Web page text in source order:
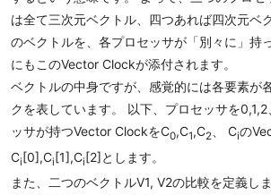
は全て三次元ベクトル、四つあれば四次元ベ
のベクトルを、各プロセッサが「別々に」持
にもこのVector Clockが添付されます。
ベクトルの中身ですが、感覚的には各要素が
クを表しています。 以下、プロセッサを
ッサが持つVector ClockをC0,C1,C2 、 Ciの
Ci[0],Ci[1],Ci[2]とします。
また、二つのベクトルV1, V2の比較を定義し